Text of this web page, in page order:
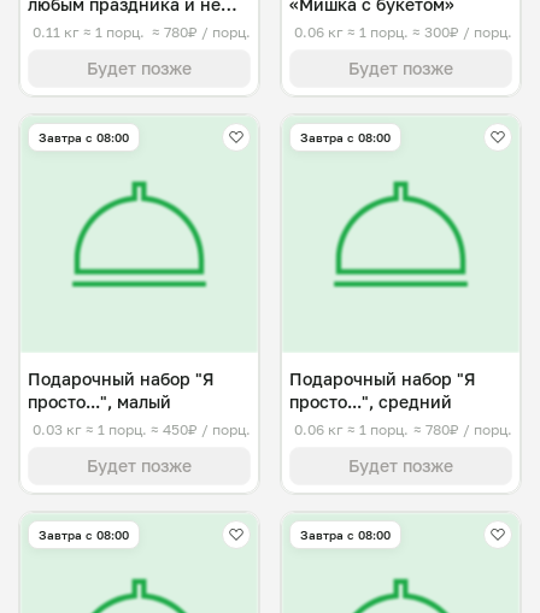
любым праздника и не
только
0.11 кг ≈ 1 порц. ≈ 780₽ / порц.
Будет позже
«Мишка с букетом»
0.06 кг ≈ 1 порц. ≈ 300₽ / порц.
Будет позже
Завтра c 08:00
Подарочный набор "Я
просто...", малый
0.03 кг ≈ 1 порц. ≈ 450₽ / порц.
Будет позже
Завтра c 08:00
Подарочный набор "Я
просто...", средний
0.06 кг ≈ 1 порц. ≈ 780₽ / порц.
Будет позже
Завтра c 08:00 Завтра c 08:00